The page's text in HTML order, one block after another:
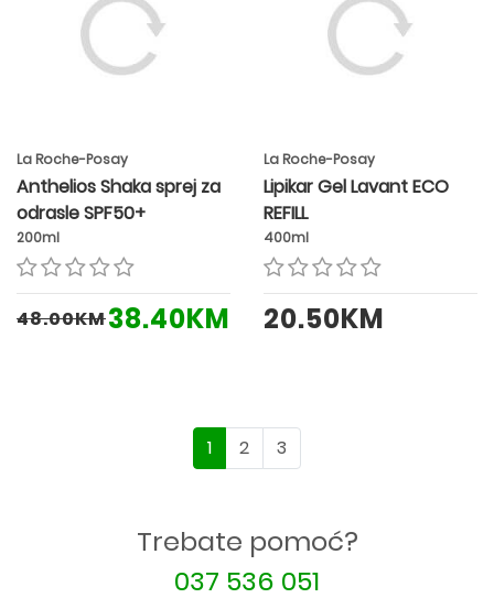
La Roche-Posay
Anthelios Shaka sprej za
odrasle SPF50+
200ml
48.00KM38.40KM
La Roche-Posay
Lipikar Gel Lavant ECO
REFILL
400ml
20.50KM
1 2 3
Trebate pomoć?
037 536 051